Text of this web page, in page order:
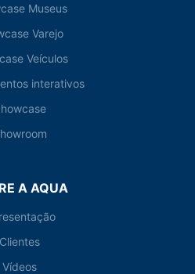
Museus
Varejo
Veículos
interativos
A AQUA
Clientes
Vídeos